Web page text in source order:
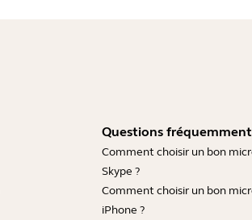
Questions
Comment choisir un bon
Skype ?
Comment choisir un bon
iPhone ?